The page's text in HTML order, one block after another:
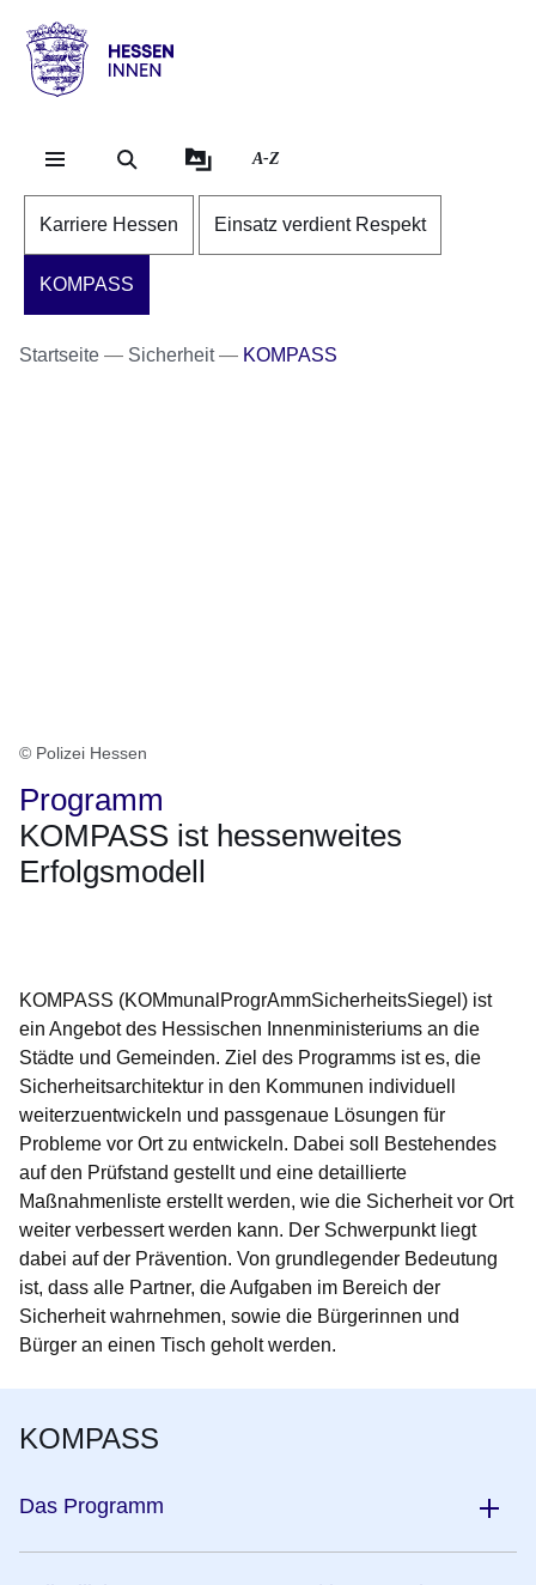
Hessen
Innen
A-Z
Karriere Hessen Einsatz verdient Respekt
KOMPASS
Startseite Sicherheit KOMPASS
© Polizei Hessen
Programm
KOMPASS ist hessenweites
Erfolgsmodell
KOMPASS (KOMmunalProgrAmmSicherheitsSiegel) ist
ein Angebot des Hessischen Innenministeriums an die
Städte und Gemeinden. Ziel des Programms ist es, die
Sicherheitsarchitektur in den Kommunen individuell
weiterzuentwickeln und passgenaue Lösungen für
Probleme vor Ort zu entwickeln. Dabei soll Bestehendes
auf den Prüfstand gestellt und eine detaillierte
Maßnahmenliste erstellt werden, wie die Sicherheit vor Ort
weiter verbessert werden kann. Der Schwerpunkt liegt
dabei auf der Prävention. Von grundlegender Bedeutung
ist, dass alle Partner, die Aufgaben im Bereich der
Sicherheit wahrnehmen, sowie die Bürgerinnen und
Bürger an einen Tisch geholt werden.
KOMPASS
Das Programm